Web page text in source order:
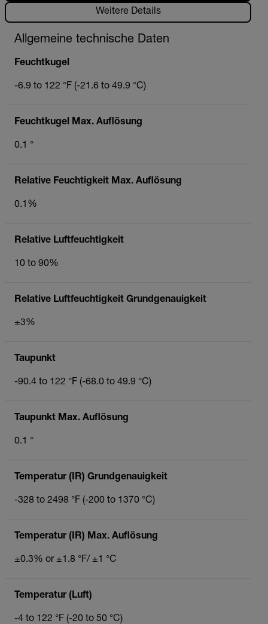
Weitere Details
Allgemeine technische Daten
Feuchtkugel
-6.9 to 122 °F (-21.6 to 49.9 °C)
Feuchtkugel Max. Auflösung
0.1 °
Relative Feuchtigkeit Max. Auflösung
0.1%
Relative Luftfeuchtigkeit
10 to 90%
Relative Luftfeuchtigkeit Grundgenauigkeit
±3%
Taupunkt
-90.4 to 122 °F (-68.0 to 49.9 °C)
Taupunkt Max. Auflösung
0.1 °
Temperatur (IR) Grundgenauigkeit
-328 to 2498 °F (-200 to 1370 °C)
Temperatur (IR) Max. Auflösung
±0.3% or ±1.8 °F/ ±1 °C
Temperatur (Luft)
-4 to 122 °F (-20 to 50 °C)